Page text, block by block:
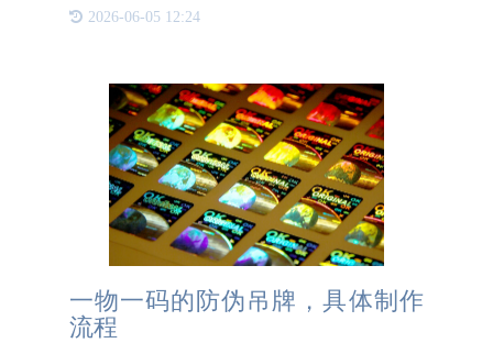
条信息。它允许农户上传农产品的生长环境、收获过
2026-06-05 12:24
一物一码的防伪吊牌，具体制作
流程